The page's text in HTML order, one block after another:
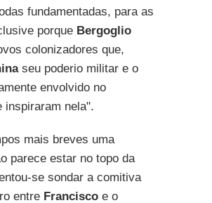
fundamentadas, para as
porque Bergoglio
colonizadores que,
seu poderio militar e o
envolvido no
inspiraram nela".
mais breves uma
parece estar no topo da
se sondar a comitiva
entre Franciscoe o